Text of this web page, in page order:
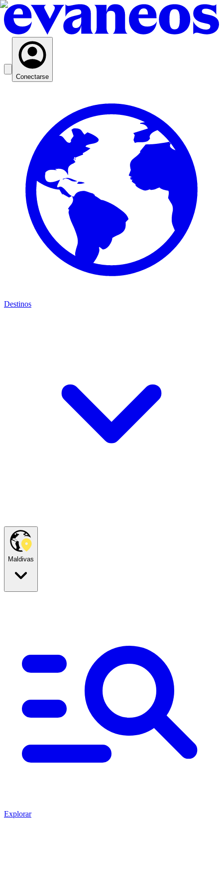
Conectarse
Destinos
Maldivas
Explorar